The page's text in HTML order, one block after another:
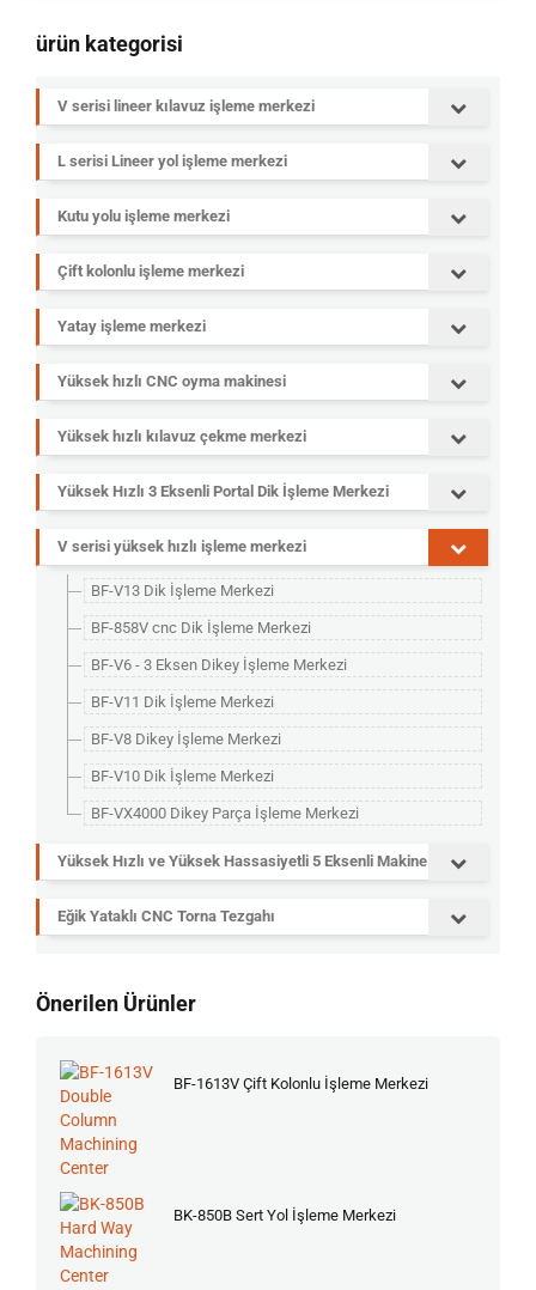
ürün kategorisi
V serisi lineer kılavuz işleme merkezi
L serisi Lineer yol işleme merkezi
Kutu yolu işleme merkezi
Çift kolonlu işleme merkezi
Yatay işleme merkezi
Yüksek hızlı CNC oyma makinesi
Yüksek hızlı kılavuz çekme merkezi
Yüksek Hızlı 3 Eksenli Portal Dik İşleme Merkezi
V serisi yüksek hızlı işleme merkezi
BF-V13 Dik İşleme Merkezi
BF-858V cnc Dik İşleme Merkezi
BF-V6 - 3 Eksen Dikey İşleme Merkezi
BF-V11 Dik İşleme Merkezi
BF-V8 Dikey İşleme Merkezi
BF-V10 Dik İşleme Merkezi
BF-VX4000 Dikey Parça İşleme Merkezi
Yüksek Hızlı ve Yüksek Hassasiyetli 5 Eksenli Makine
Eğik Yataklı CNC Torna Tezgahı
Önerilen Ürünler
BF-1613V Çift Kolonlu İşleme Merkezi
BK-850B Sert Yol İşleme Merkezi